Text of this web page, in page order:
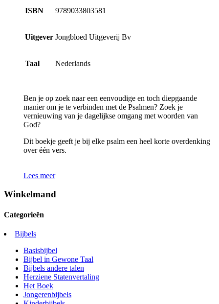
ISBN 9789033803581
Uitgever Jongbloed Uitgeverij Bv
Taal Nederlands
Ben je op zoek naar een eenvoudige en toch diepgaande
manier om je te verbinden met de Psalmen? Zoek je
vernieuwing van je dagelijkse omgang met woorden van
God?
Dit boekje geeft je bij elke psalm een heel korte overdenking
over één vers.
Lees meer
Winkelmand
Categorieën
Bijbels
Basisbijbel
Bijbel in Gewone Taal
Bijbels andere talen
Herziene Statenvertaling
Het Boek
Jongerenbijbels